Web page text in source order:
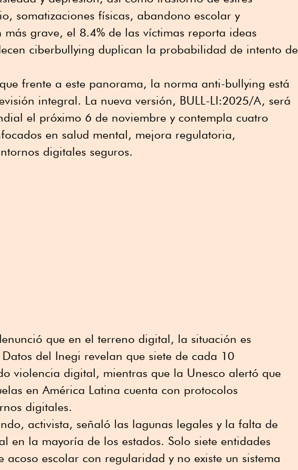
somatizaciones físicas, abandono escolar y
grave, el 8.4% de las víctimas reporta ideas
ciberbullying duplican la probabilidad de intento de
frente a este panorama, la norma anti-bullying está
integral. La nueva versión, BULL-LI:2025/A, será
el próximo 6 de noviembre y contempla cuatro
en salud mental, mejora regulatoria,
digitales seguros.
que en el terreno digital, la situación es
del Inegi revelan que siete de cada 10
violencia digital, mientras que la Unesco alertó que
en América Latina cuenta con protocolos
digitales.
activista, señaló las lagunas legales y la falta de
en la mayoría de los estados. Solo siete entidades
acoso escolar con regularidad y no existe un sistema